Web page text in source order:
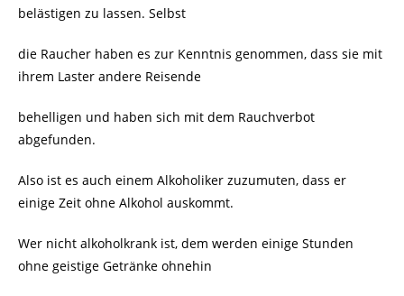
belästigen zu lassen. Selbst
die Raucher haben es zur Kenntnis genommen, dass sie mit
ihrem Laster andere Reisende
behelligen und haben sich mit dem Rauchverbot
abgefunden.
Also ist es auch einem Alkoholiker zuzumuten, dass er
einige Zeit ohne Alkohol auskommt.
Wer nicht alkoholkrank ist, dem werden einige Stunden
ohne geistige Getränke ohnehin